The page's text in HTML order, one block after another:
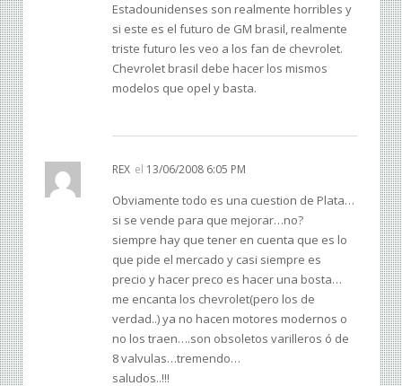
Estadounidenses son realmente horribles y
si este es el futuro de GM brasil, realmente
triste futuro les veo a los fan de chevrolet.
Chevrolet brasil debe hacer los mismos
modelos que opel y basta.
REX el 13/06/2008 6:05 PM
Obviamente todo es una cuestion de Plata…
si se vende para que mejorar…no?
siempre hay que tener en cuenta que es lo
que pide el mercado y casi siempre es
precio y hacer preco es hacer una bosta…
me encanta los chevrolet(pero los de
verdad..) ya no hacen motores modernos o
no los traen….son obsoletos varilleros ó de
8 valvulas…tremendo…
saludos..!!!